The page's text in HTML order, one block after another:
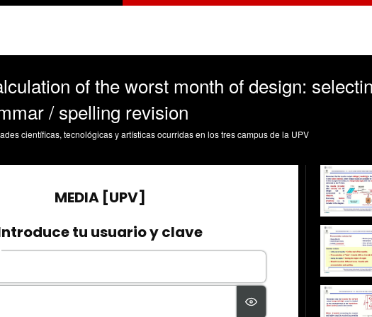
of the worst month of design:
/ spelling revision
científicas, tecnológicas y artísticas ocurridas en los tres campus de la UPV